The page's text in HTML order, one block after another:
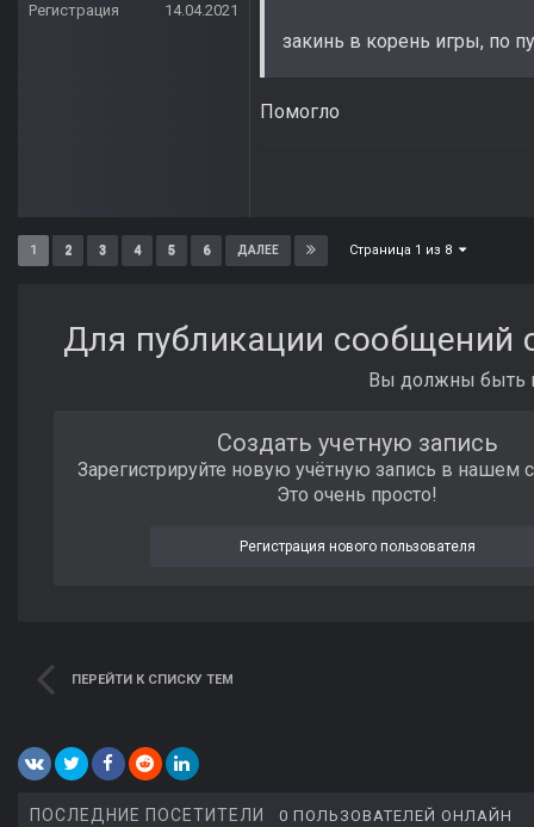
Регистрация
14.04.2021
закинь в корень игры, по
Помогло
1 2 3 4 5 6 ДАЛЕЕ Страница 1 из 8
Для публикации сообщений
Вы должны быть
Создать учетную запись
Зарегистрируйте новую учётную запись в нашем
Это очень просто!
Регистрация нового пользователя
ПЕРЕЙТИ К СПИСКУ ТЕМ
ПОСЛЕДНИЕ ПОСЕТИТЕЛИ 0 ПОЛЬЗОВАТЕЛЕЙ ОНЛАЙН